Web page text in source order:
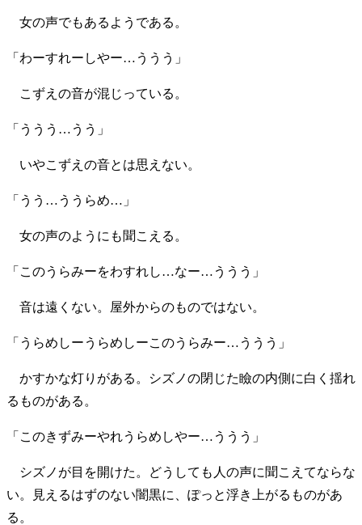
女の声でもあるようである。
「わーすれーしやー…ううう」
こずえの音が混じっている。
「ううう…うう」
いやこずえの音とは思えない。
「うう…ううらめ…」
女の声のようにも聞こえる。
「このうらみーをわすれし…なー…ううう」
音は遠くない。屋外からのものではない。
「うらめしーうらめしーこのうらみー…ううう」
かすかな灯りがある。シズノの閉じた瞼の内側に白く揺れ
るものがある。
「このきずみーやれうらめしやー…ううう」
シズノが目を開けた。どうしても人の声に聞こえてならな
い。見えるはずのない闇黒に、ぽっと浮き上がるものがあ
る。